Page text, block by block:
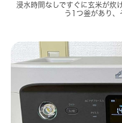
浸水時間なしですぐに玄米が炊
う1つ釜があり、